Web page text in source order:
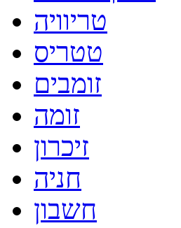
טריוויה
טטריס
זומבים
זומה
זיכרון
חניה
חשבון